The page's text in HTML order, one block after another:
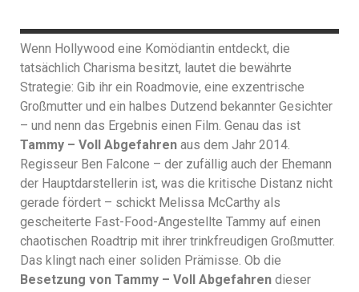
Wenn Hollywood eine Komödiantin entdeckt, die
tatsächlich Charisma besitzt, lautet die bewährte
Strategie: Gib ihr ein Roadmovie, eine exzentrische
Großmutter und ein halbes Dutzend bekannter Gesichter
– und nenn das Ergebnis einen Film. Genau das ist
Tammy – Voll Abgefahren aus dem Jahr 2014.
Regisseur Ben Falcone – der zufällig auch der Ehemann
der Hauptdarstellerin ist, was die kritische Distanz nicht
gerade fördert – schickt Melissa McCarthy als
gescheiterte Fast-Food-Angestellte Tammy auf einen
chaotischen Roadtrip mit ihrer trinkfreudigen Großmutter.
Das klingt nach einer soliden Prämisse. Ob die
Besetzung von Tammy – Voll Abgefahren dieser